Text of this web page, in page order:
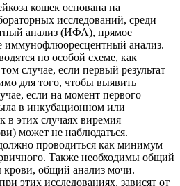
кошек основана на
исследований, среди
анализ (ИФА), прямое
иммунофлюоресцентный анализ.
по особой схеме, как
случае, если первый результат
для того, чтобы выявить
если на момент первого
в инкубационном или
в этих случаях виремия
может не наблюдаться.
проводиться как минимум
Также необходимы общий
общий анализ мочи.
этих исследованиях, зависят от